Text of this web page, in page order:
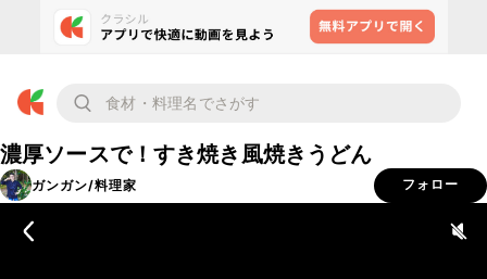
濃厚ソースで！すき焼き風焼きうどん
ガンガン/料理家 フォロー